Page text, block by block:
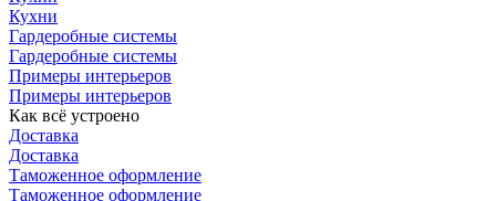
Кухни
Гардеробные системы
Гардеробные системы
Примеры интерьеров
Примеры интерьеров
Как всё устроено
Доставка
Доставка
Таможенное оформление
Таможенное оформление